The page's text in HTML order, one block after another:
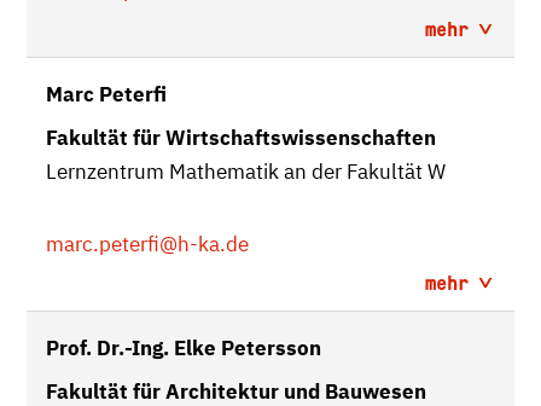
mehr
Marc Peterfi
Fakultät für Wirtschaftswissenschaften
Lernzentrum Mathematik an der Fakultät W
marc.peterfi@h-ka.de
mehr
Prof. Dr.-Ing. Elke Petersson
Fakultät für Architektur und Bauwesen